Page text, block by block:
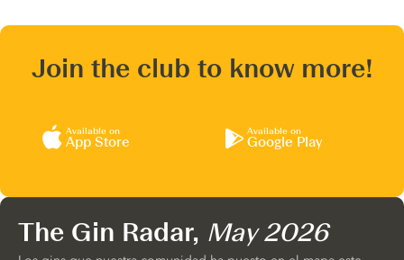
Join the club to know more!
Available on
App Store
Available on
Google Play
The Gin Radar, May 2026